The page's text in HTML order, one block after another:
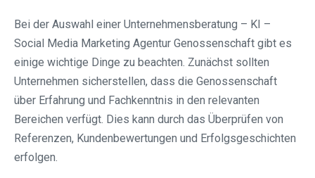
Bei der Auswahl einer Unternehmensberatung – KI –
Social Media Marketing Agentur Genossenschaft gibt es
einige wichtige Dinge zu beachten. Zunächst sollten
Unternehmen sicherstellen, dass die Genossenschaft
über Erfahrung und Fachkenntnis in den relevanten
Bereichen verfügt. Dies kann durch das Überprüfen von
Referenzen, Kundenbewertungen und Erfolgsgeschichten
erfolgen.